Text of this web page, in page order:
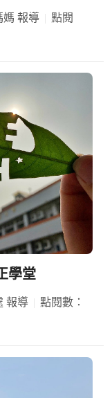
媽 報導
點閱
學堂
報導
點閱數：